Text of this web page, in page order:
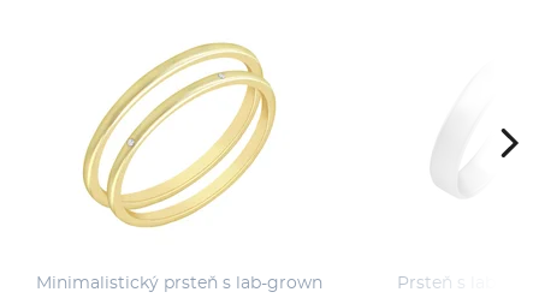
Minimalistický prsteň s lab-grown
Prsteň s lab-